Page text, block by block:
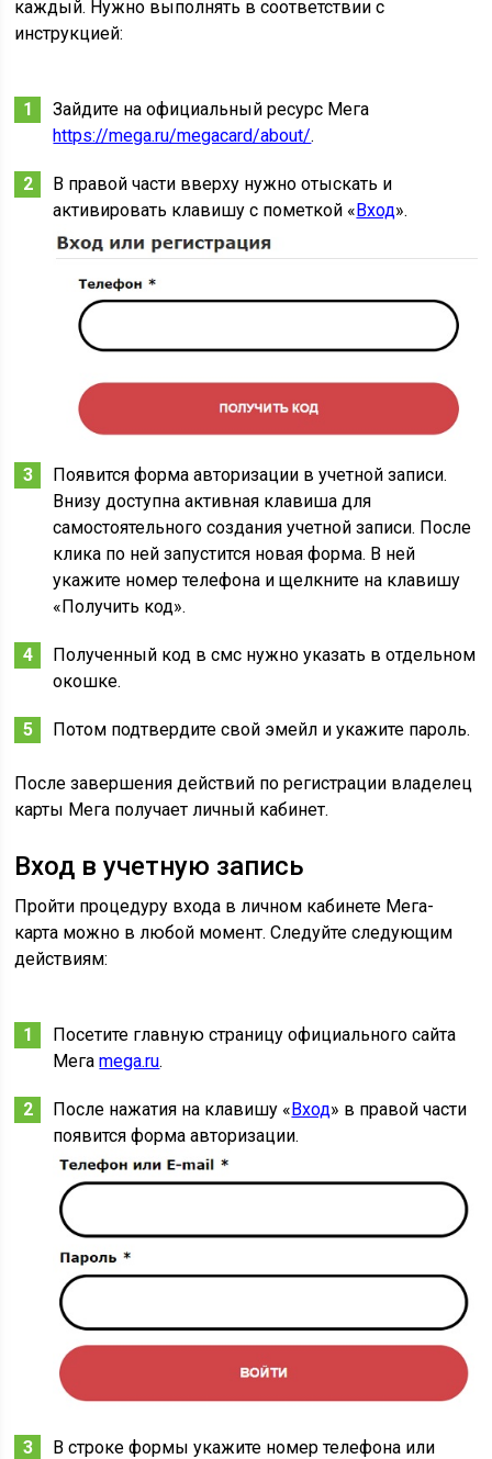
каждый. Нужно выполнять в соответствии с
инструкцией:
Зайдите на официальный ресурс Мега
https://mega.ru/megacard/about/.
В правой части вверху нужно отыскать и
активировать клавишу с пометкой « Вход».
Появится форма авторизации в учетной записи.
Внизу доступна активная клавиша для
самостоятельного создания учетной записи. После
клика по ней запустится новая форма. В ней
укажите номер телефона и щелкните на клавишу
«Получить код».
Полученный код в смс нужно указать в отдельном
окошке.
Потом подтвердите свой эмейл и укажите пароль.
После завершения действий по регистрации владелец
карты Мега получает личный кабинет.
Вход в учетную запись
Пройти процедуру входа в личном кабинете Мега-
карта можно в любой момент. Следуйте следующим
действиям:
Посетите главную страницу официального сайта
Мегаmega.ru.
После нажатия на клавишу « Вход» в правой части
появится форма авторизации.
В строке формы укажите номер телефона или